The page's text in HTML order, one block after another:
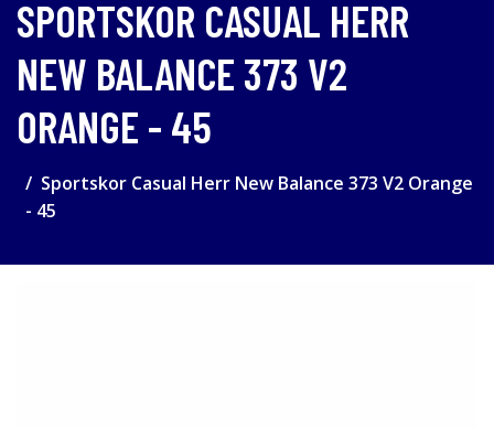
SPORTSKOR CASUAL HERR
NEW BALANCE 373 V2
ORANGE - 45
Sportskor Casual Herr New Balance 373 V2 Orange
- 45